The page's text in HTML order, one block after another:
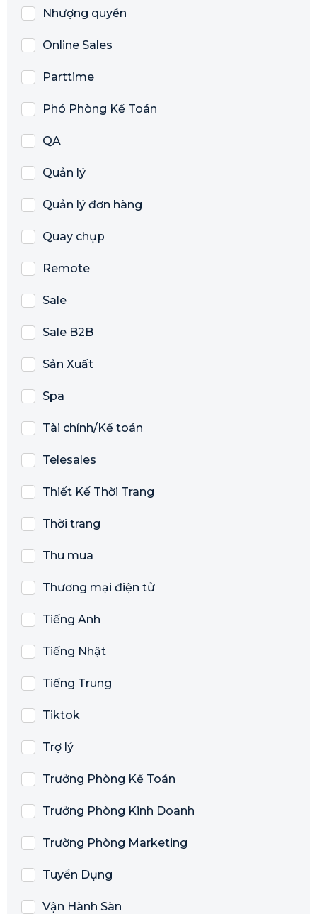
Nhượng quyền
Online Sales
Parttime
Phó Phòng Kế Toán
QA
Quản lý
Quản lý đơn hàng
Quay chụp
Remote
Sale
Sale B2B
Sản Xuất
Spa
Tài chính/Kế toán
Telesales
Thiết Kế Thời Trang
Thời trang
Thu mua
Thương mại điện tử
Tiếng Anh
Tiếng Nhật
Tiếng Trung
Tiktok
Trợ lý
Trưởng Phòng Kế Toán
Trưởng Phòng Kinh Doanh
Trường Phòng Marketing
Tuyển Dụng
Vận Hành Sàn